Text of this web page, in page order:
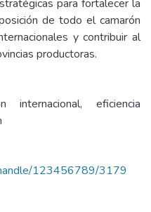
para fortalecer la
de todo el camarón
y contribuir al
productoras.
internacional, eficiencia
123456789/3179